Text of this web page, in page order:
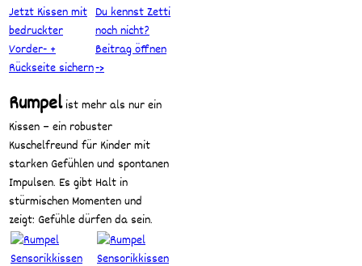
Jetzt Kissen mit
bedruckter
Vorder- +
Rückseite sichern
Du kennst Zetti
noch nicht?
Beitrag öffnen
->
Rumpelist mehr als nur ein
Kissen – ein robuster
Kuschelfreund für Kinder mit
starken Gefühlen und spontanen
Impulsen. Es gibt Halt in
stürmischen Momenten und
zeigt: Gefühle dürfen da sein.